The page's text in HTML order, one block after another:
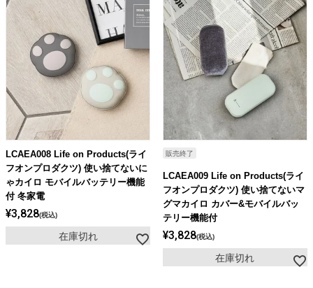
LCAEA008 Life on Products(ライ
フオンプロダクツ) 使い捨てないに
ゃカイロ モバイルバッテリー機能
付 冬家電
¥3,828 税込
在庫切れ
販売終了
LCAEA009 Life on Products(ライ
フオンプロダクツ) 使い捨てないマ
グマカイロ カバー&モバイルバッ
テリー機能付
¥3,828 税込
在庫切れ